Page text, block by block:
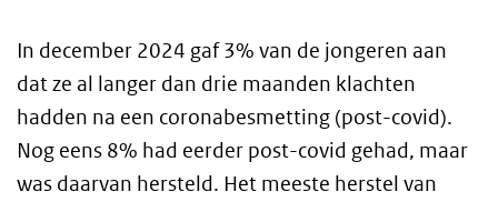
In december 2024 gaf 3% van de jongeren aan
dat ze al langer dan drie maanden klachten
hadden na een coronabesmetting (post-covid).
Nog eens 8% had eerder post-covid gehad, maar
was daarvan hersteld. Het meeste herstel van